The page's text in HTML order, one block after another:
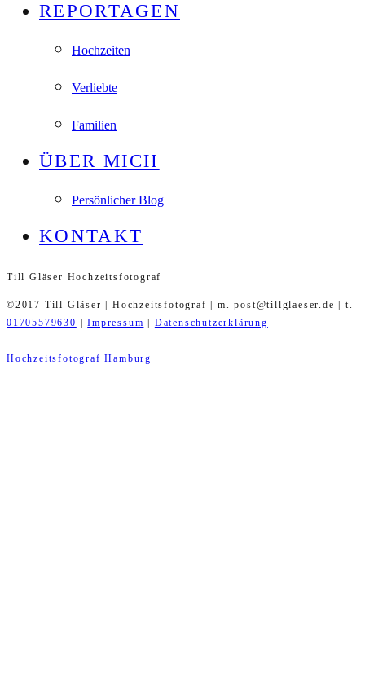
REPORTAGEN
Hochzeiten
Verliebte
Familien
ÜBER MICH
Persönlicher Blog
KONTAKT
Till Gläser Hochzeitsfotograf
©2017 Till Gläser | Hochzeitsfotograf | m. post@tillglaeser.de | t.
01705579630
|Impressum Datenschutzerklärung
Hochzeitsfotograf Hamburg